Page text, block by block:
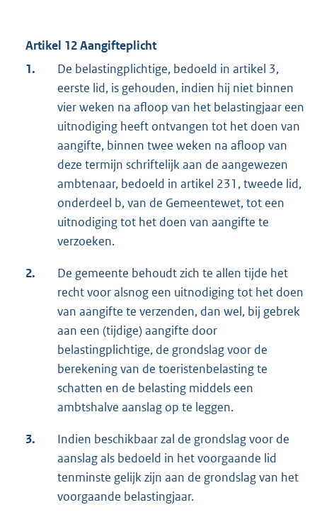
Artikel 12 Aangifteplicht
1.
De belastingplichtige, bedoeld in artikel 3,
eerste lid, is gehouden, indien hij niet binnen
vier weken na afloop van het belastingjaar een
uitnodiging heeft ontvangen tot het doen van
aangifte, binnen twee weken na afloop van
deze termijn schriftelijk aan de aangewezen
ambtenaar, bedoeld in artikel 231, tweede lid,
onderdeel b, van de Gemeentewet, tot een
uitnodiging tot het doen van aangifte te
verzoeken.
2.
De gemeente behoudt zich te allen tijde het
recht voor alsnog een uitnodiging tot het doen
van aangifte te verzenden, dan wel, bij gebrek
aan een (tijdige) aangifte door
belastingplichtige, de grondslag voor de
berekening van de toeristenbelasting te
schatten en de belasting middels een
ambtshalve aanslag op te leggen.
3.
Indien beschikbaar zal de grondslag voor de
aanslag als bedoeld in het voorgaande lid
tenminste gelijk zijn aan de grondslag van het
voorgaande belastingjaar.